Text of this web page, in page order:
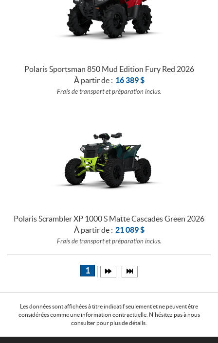
Polaris Sportsman 850 Mud Edition Fury Red 2026
À partir de : 16 389$
Frais de transport et préparation inclus.
Polaris Scrambler XP 1000 S Matte Cascades Green 2026
À partir de : 21 089$
Frais de transport et préparation inclus.
1
Les données sont affichées à titre indicatif seulement et ne peuvent être
considérées comme une information contractuelle. N'hésitez pas à nous
consulter pour plus de détails.